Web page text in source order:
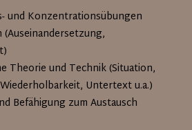
und Konzentrationsübungen
Theorie und Technik (Situation,
Untertext u.a.)
Befähigung zum Austausch